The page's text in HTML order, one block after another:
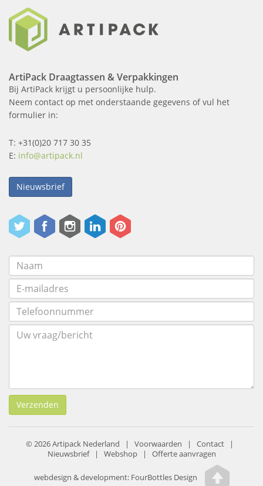
ArtiPack Draagtassen & Verpakkingen
Bij ArtiPack krijgt u persoonlijke hulp.
Neem contact op met onderstaande gegevens of vul het
formulier in:
T: +31(0)20 717 30 35
E: info@artipack.nl
Nieuwsbrief
Verzenden
© 2026 Artipack Nederland | Voorwaarden | Contact |
Nieuwsbrief| Webshop| Offerte aanvragen
webdesign & development:FourBottles Design